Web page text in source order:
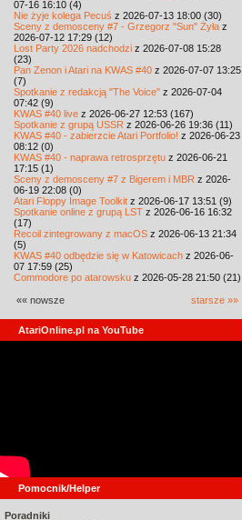
07-16 16:10 (4)
Nie żyje kolega Pecuś z 2026-07-13 18:00 (30)
Sceny z demosceny #7 - Grzegorz "Sun" Żyła z
2026-07-12 17:29 (12)
Lost Party 2026 nadchodzi z 2026-07-08 15:28
(23)
Pan Zenon i Atari na KWAS #40 z 2026-07-07 13:25
(7)
Spotkanie z redakcją "The Voice" z 2026-07-04
07:42 (9)
KWAS #40 live z 2026-06-27 12:53 (167)
Spotkanie z grupą USSR z 2026-06-26 19:36 (11)
KWAS #40 - zabierzcie Atari Portfolio! z 2026-06-23
08:12 (0)
KWAS #40 - naprawa retrosprzętu z 2026-06-21
17:15 (1)
Sceny z demosceny #7 z Bigerem i MBR z 2026-
06-19 22:08 (0)
Atari Floppy Image Toolkit z 2026-06-17 13:51 (9)
Spotkanie online z grupą LST z 2026-06-16 16:32
(17)
Recoil zintegrowany z macOS z 2026-06-13 21:34
(5)
KWAS #40 odbędzie się w Katowicach z 2026-06-
07 17:59 (25)
Commodore po atarowsku z 2026-05-28 21:50 (21)
«« nowsze starsze »»
AtariOnline.pl na YouTube
Pomocnik/Helper
Poradniki